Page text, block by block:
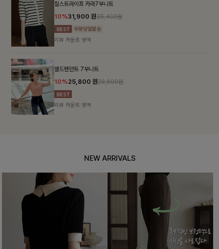
칠스트라이프 카라7부니트
10%31,900원35,400원
리뷰 카운트 영역
셀드펜던트 7부니트
10%25,800원28,600원
리뷰 카운트 영역
NEW ARRIVALS